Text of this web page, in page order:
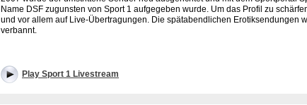
Name DSF zugunsten von Sport 1 aufgegeben wurde. Um das Profil zu
und vor allem auf Live-Übertragungen. Die spätabendlichen Erotiksendungen
verbannt.
Play Sport 1 Livestream